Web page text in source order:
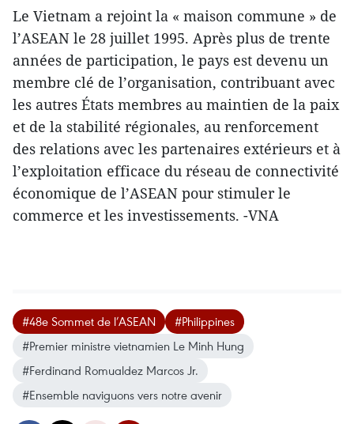
Le Vietnam a rejoint la « maison commune » de
l’ASEAN le 28 juillet 1995. Après plus de trente
années de participation, le pays est devenu un
membre clé de l’organisation, contribuant avec
les autres États membres au maintien de la paix
et de la stabilité régionales, au renforcement
des relations avec les partenaires extérieurs et à
l’exploitation efficace du réseau de connectivité
économique de l’ASEAN pour stimuler le
commerce et les investissements. -VNA
#48e Sommet de l’ASEAN
#Philippines
#Premier ministre vietnamien Le Minh Hung
#Ferdinand Romualdez Marcos Jr.
#Ensemble naviguons vers notre avenir